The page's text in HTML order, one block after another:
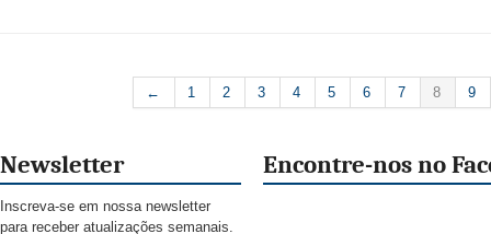
← 1 2 3 4 5 6 7 8 9
Newsletter
Inscreva-se em nossa newsletter
para receber atualizações semanais.
Encontre-nos no